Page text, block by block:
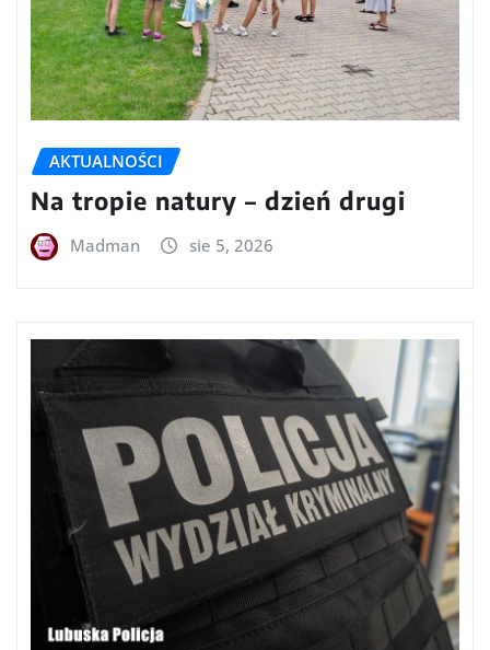
AKTUALNOŚCI
Na tropie natury – dzień drugi
Madman sie 5, 2026